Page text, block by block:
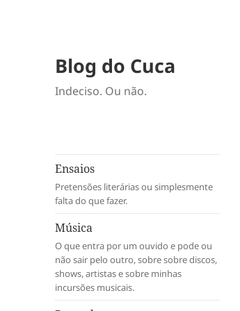
Blog do Cuca
Indeciso. Ou não.
Ensaios
Pretensões literárias ou simplesmente
falta do que fazer.
Música
O que entra por um ouvido e pode ou
não sair pelo outro, sobre sobre discos,
shows, artistas e sobre minhas
incursões musicais.